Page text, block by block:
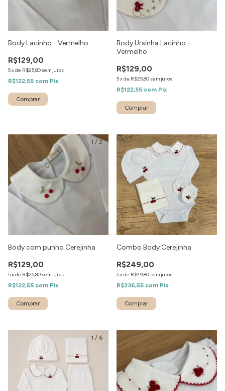
Body Lacinho - Vermelho
R$129,00
5xde R$25,80 sem juros
R$122,55 com Pix
Body Ursinha Lacinho -
Vermelho
R$129,00
5xde R$25,80 sem juros
R$122,55 com Pix
1 / 2
Body com punho Cerejinha
R$129,00
5xde R$25,80 sem juros
R$122,55 com Pix
Combo Body Cerejinha
R$249,00
5xde R$49,80 sem juros
R$236,55 com Pix
1 / 6 1 /4